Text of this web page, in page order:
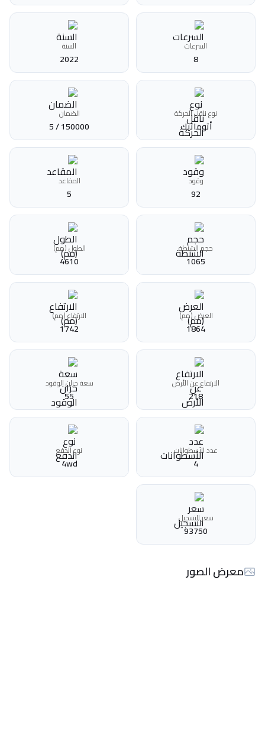
السرعات
8
السنة
2022
نوع ناقل الحركة
أتوماتيك‎
الضمان
150000 / 5
وقود
92
المقاعد
5
حجم الشنطة
1065
الطول (مم)
4610
العرض (مم)
1864
الارتفاع (مم)
1742
الارتفاع عن الأرض
218
سعة خزان الوقود
55
عدد الأسطوانات
4
نوع الدفع
4wd
سعر التسجيل
93750
معرض الصور